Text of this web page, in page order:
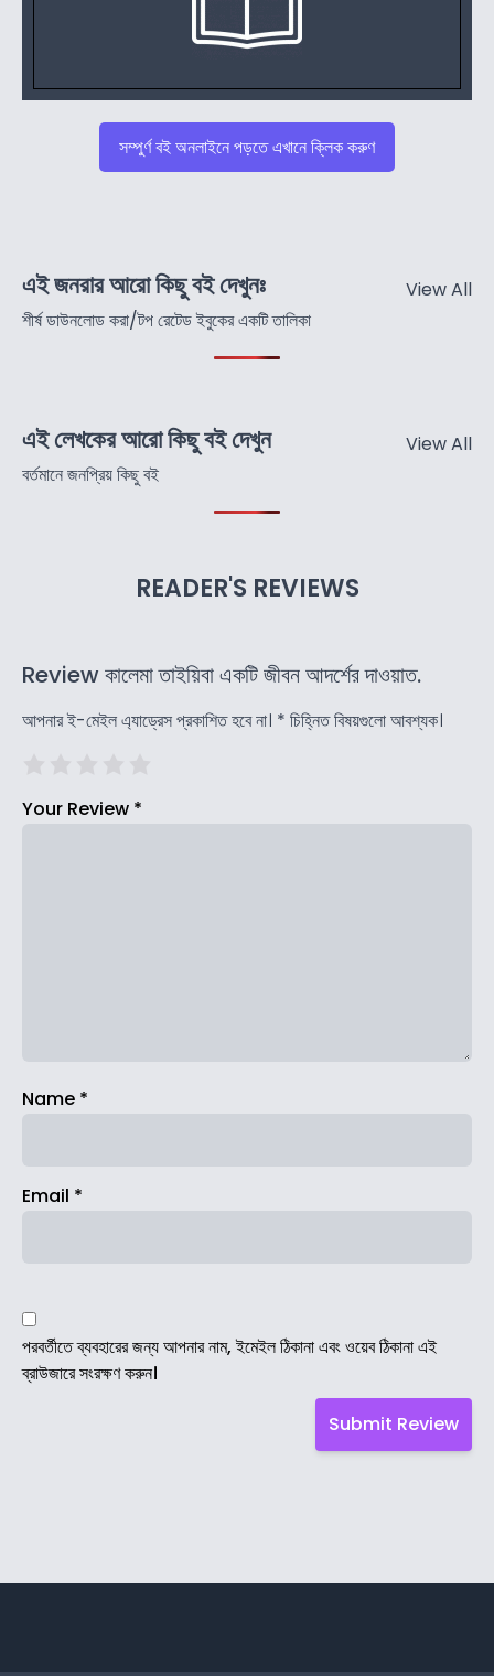
সম্পুর্ণ বই অনলাইনে পড়তে এখানে ক্লিক করুণ
এই জনরার আরো কিছু বই দেখুনঃ
শীর্ষ ডাউনলোড করা/টপ রেটেড ইবুকের একটি তালিকা
View All
এই লেখকের আরো কিছু বই দেখুন
বর্তমানে জনপ্রিয় কিছু বই
View All
READER'S REVIEWS
Review কালেমা তাইয়িবা একটি জীবন আদর্শের দাওয়াত.
আপনার ই-মেইল এ্যাড্রেস প্রকাশিত হবে না। * চিহ্নিত বিষয়গুলো আবশ্যক।
Your Review *
Name *
Email *
পরবর্তীতে ব্যবহারের জন্য আপনার নাম, ইমেইল ঠিকানা এবং ওয়েব ঠিকানা এই
ব্রাউজারে সংরক্ষণ করুন।